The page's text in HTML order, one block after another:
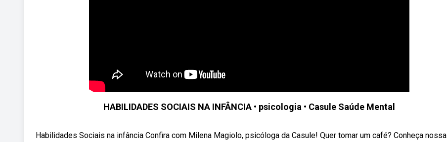
HABILIDADES SOCIAIS NA INFÂNCIA • psicologia • Casule Saúde Mental
Habilidades Sociais na infância Confira com Milena Magiolo, psicóloga da Casule! Quer tomar um café? Conheça nossa